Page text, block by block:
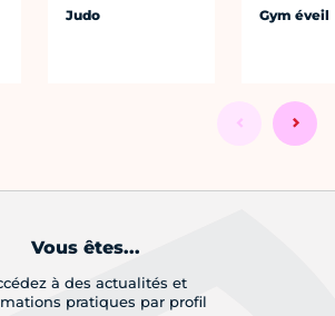
Judo Gym éveil
Vous êtes...
à des actualités et
pratiques par profil